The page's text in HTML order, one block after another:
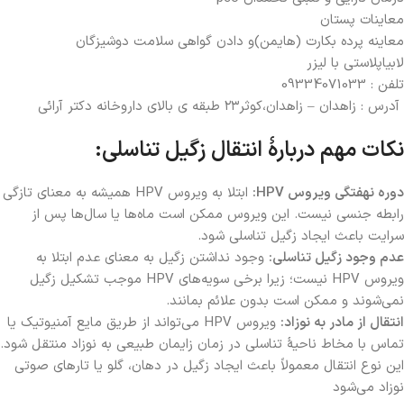
معاینات پستان
معاینه پرده بکارت (هایمن)و دادن گواهی سلامت دوشیزگان
لابیاپلاستی با لیزر
تلفن : 09334071033
آدرس : زاهدان – زاهدان،کوثر۲۳ طبقه ی بالای داروخانه دکتر آرائی
نکات مهم دربارۀ انتقال زگیل تناسلی:
دوره نهفتگی ویروس HPV:
ابتلا به ویروس HPV همیشه به معنای تازگی
رابطه جنسی نیست. این ویروس ممکن است ماه‌ها یا سال‌ها پس از
سرایت باعث ایجاد زگیل تناسلی شود.
عدم وجود زگیل تناسلی: وجود نداشتن زگیل به معنای عدم ابتلا به
ویروس HPV نیست؛ زیرا برخی سویه‌های HPV موجب تشکیل زگیل
نمی‌شوند و ممکن است بدون علائم بمانند.
انتقال از مادر به نوزاد:
ویروس HPV می‌تواند از طریق مایع آمنیوتیک یا
تماس با مخاط ناحیۀ تناسلی در زمان زایمان طبیعی به نوزاد منتقل شود.
این نوع انتقال معمولاً باعث ایجاد زگیل در دهان، گلو یا تارهای صوتی
نوزاد می‌شود